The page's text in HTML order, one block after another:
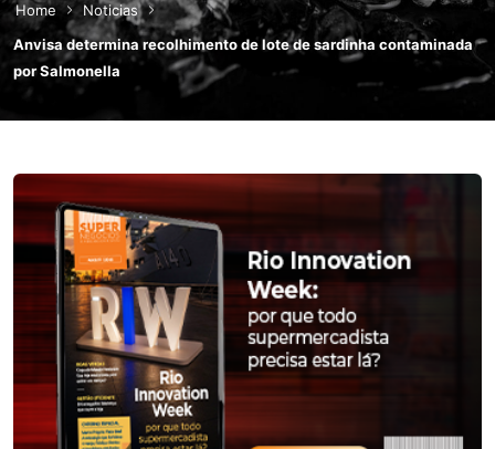
Home
Noticias
Anvisa determina recolhimento de lote de sardinha contaminada
por Salmonella